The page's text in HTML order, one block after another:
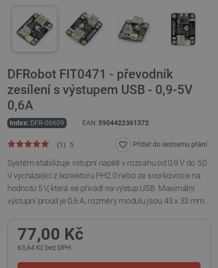
DFRobot FIT0471 - převodník
zesílení s výstupem USB - 0,9-5V
0,6A
Index: DFR-06609 EAN: 5904422361372
5
(1) Přidat do seznamu přání
Systém stabilizuje vstupní napětí v rozsahu od 0,9 V do 5,0
V vycházející z konektoru PH2.0 nebo ze svorkovnice na
hodnotu 5 V, která se přivádí na výstup USB. Maximální
výstupní proud je 0,6 A, rozměry modulu jsou 43 x 33 mm.
77,00 Kč
63,64 Kč bez DPH.